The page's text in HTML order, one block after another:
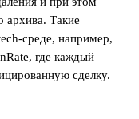
архива. Такие
среде, например,
где каждый
сделку.